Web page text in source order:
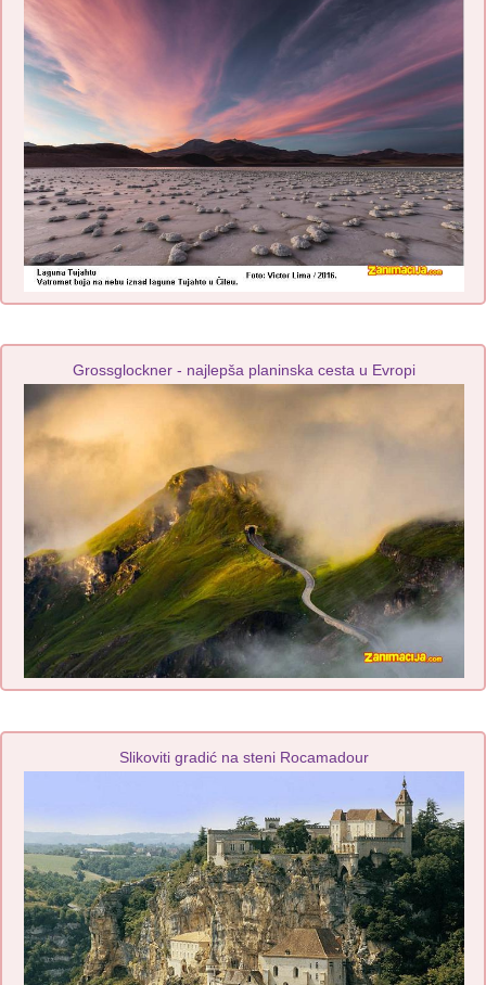
Grossglockner - najlepša planinska cesta u Evropi
Slikoviti gradić na steni Rocamadour